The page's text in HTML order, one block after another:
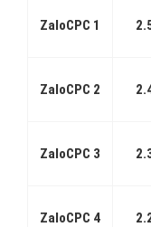
ZaloCPC 1
ZaloCPC 2
ZaloCPC 3
ZaloCPC 4